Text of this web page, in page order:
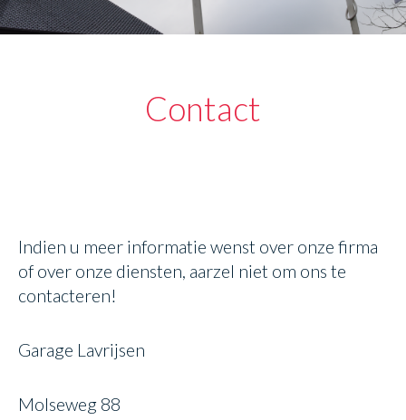
Contact
Indien u meer informatie wenst over onze firma
of over onze diensten, aarzel niet om ons te
contacteren!
Garage Lavrijsen
Molseweg 88